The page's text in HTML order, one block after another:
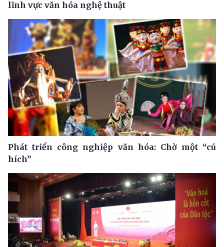
lĩnh vực văn hóa nghệ thuật
Phát triển công nghiệp văn hóa: Chờ một “cú
hích”